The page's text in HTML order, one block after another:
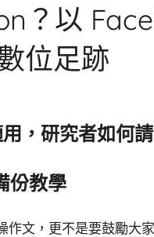
？以
位足跡
，研究者如何
份教學
文，更不是要鼓勵大